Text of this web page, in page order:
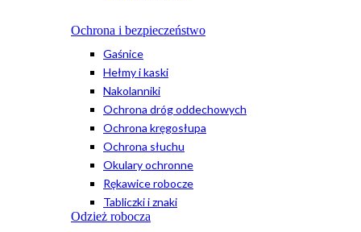
Ochrona i bezpieczeństwo
Gaśnice
Hełmy i kaski
Nakolanniki
Ochrona dróg oddechowych
Ochrona kręgosłupa
Ochrona słuchu
Okulary ochronne
Rękawice robocze
Tabliczki i znaki
Odzież robocza